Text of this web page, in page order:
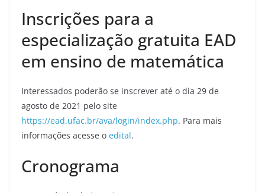
Inscrições para a
especialização gratuita EAD
em ensino de matemática
Interessados poderão se inscrever até o dia 29 de
agosto de 2021 pelo site
https://ead.ufac.br/ava/login/index.php. Para mais
informações acesse o edital.
Cronograma